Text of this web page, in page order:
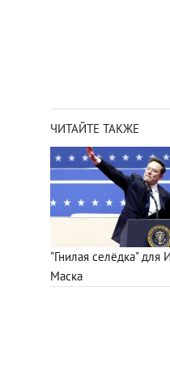
ЧИТАЙТЕ ТАКЖЕ
"Гнилая селёдка" для
Маска